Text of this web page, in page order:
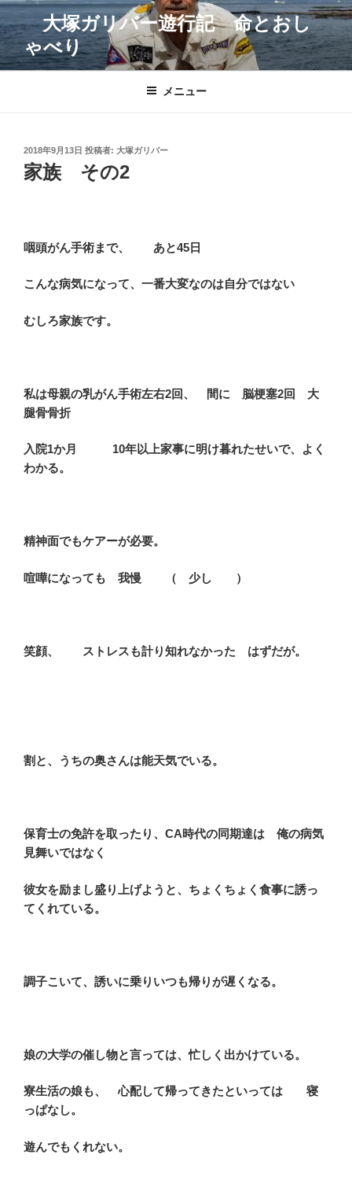
コ
ン
テ
ン
大塚ガリバー遊行記 命とおし
ゃべり
メニュー
投
稿
日:
2018年9月13日 投稿者: 大塚ガリバー
家族 その2
咽頭がん手術まで、 あと45日
こんな病気になって、一番大変なのは自分ではない
むしろ家族です。
私は母親の乳がん手術左右2回、 間に 脳梗塞2回 大
腿骨骨折
入院1か月 10年以上家事に明け暮れたせいで、よく
わかる。
精神面でもケアーが必要。
喧嘩になっても 我慢 （ 少し ）
笑顔、 ストレスも計り知れなかった はずだが。
割と、うちの奥さんは能天気でいる。
保育士の免許を取ったり、CA時代の同期達は 俺の病気
見舞いではなく
彼女を励まし盛り上げようと、ちょくちょく食事に誘っ
てくれている。
調子こいて、誘いに乗りいつも帰りが遅くなる。
娘の大学の催し物と言っては、忙しく出かけている。
寮生活の娘も、 心配して帰ってきたといっては 寝
っぱなし。
遊んでもくれない。